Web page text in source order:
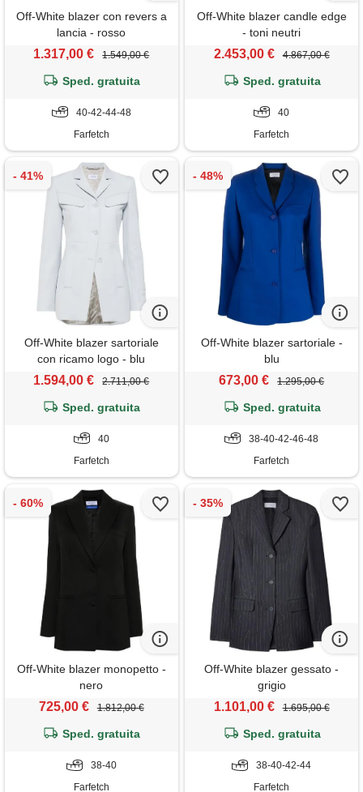
Off-White blazer con revers a
lancia - rosso
1.317,00 € 1.549,00 €
Sped. gratuita
40-42-44-48
Farfetch
Off-White blazer candle edge
- toni neutri
2.453,00 € 4.867,00 €
Sped. gratuita
40
Farfetch
Off-White blazer sartoriale
con ricamo logo - blu
1.594,00 € 2.711,00 €
Sped. gratuita
40
Farfetch
Off-White blazer sartoriale -
blu
673,00 € 1.295,00 €
Sped. gratuita
38-40-42-46-48
Farfetch
Off-White blazer monopetto -
nero
725,00 € 1.812,00 €
Sped. gratuita
38-40
Farfetch
Off-White blazer gessato -
grigio
1.101,00 € 1.695,00 €
Sped. gratuita
38-40-42-44
Farfetch